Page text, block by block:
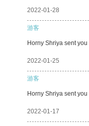
2022-01-28
游客
Horny Shriya sent you
2022-01-25
游客
Horny Shriya sent you
2022-01-17